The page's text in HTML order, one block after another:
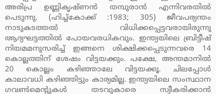
അരിപ്ര ഉണ്ണികൃഷ്ണന്‍ തമ്പുരാന്‍ എന്നിവരതില്‍
പെടുന്നു. (ഹിച്ച്‌കോക്ക് :1983; 305) ജീവപര്യന്തം
നാടുകടത്തല്‍ വിധിക്കപ്പെട്ടവരായിരുന്നു
ആദ്യഘട്ടത്തില്‍ പോയവരധികവും. ഇന്ത്യയിലെ ബ്രിട്ടീഷ്
നിയമമനുസരിച്ച് ഇങ്ങനെ ശിക്ഷിക്കപ്പെടുന്നവരെ 14
കൊല്ലത്തിന് ശേഷം വിട്ടയക്കും. പക്ഷേ, അന്തമാനില്‍
20 കൊല്ലം കഴിഞ്ഞാലേ വിട്ടയക്കൂ. ചിലപ്പോള്‍
കാലാവധി കഴിഞ്ഞിട്ടും കാര്യമില്ല. ഇന്ത്യയിലെ സംസ്ഥാന
ഗവണ്‍മെന്റുകള്‍ തടവുകാരെ സ്വീകരിക്കാന്‍